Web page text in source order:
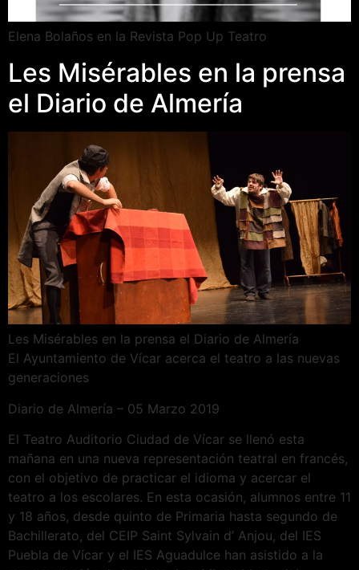
Elena Bolaños en la Revista Pop Up Teatro
Les Misérables en la prensa
el Diario de Almería
Les Misérables en la prensa el Diario de Almería
El Ayuntamiento de Vícar acerca el teatro a las nuevas
generaciones
Diario de Almería – 05 Marzo 2019
El Teatro Auditorio Ciudad de Vícar se llenó esta
mañana en una nueva representación teatral en francés,
con el objetivo de practicar el idioma y acercar el
teatro a los escolares. En esta ocasión, alumnos entre 11
y 18 años, desde quinto de Primaria hasta segundo de
Bachillerato, del CEIP Saint Sylvain d’ Anjou, del IES
Puebla de Vícar y el IES Aguadulce han asistido a la